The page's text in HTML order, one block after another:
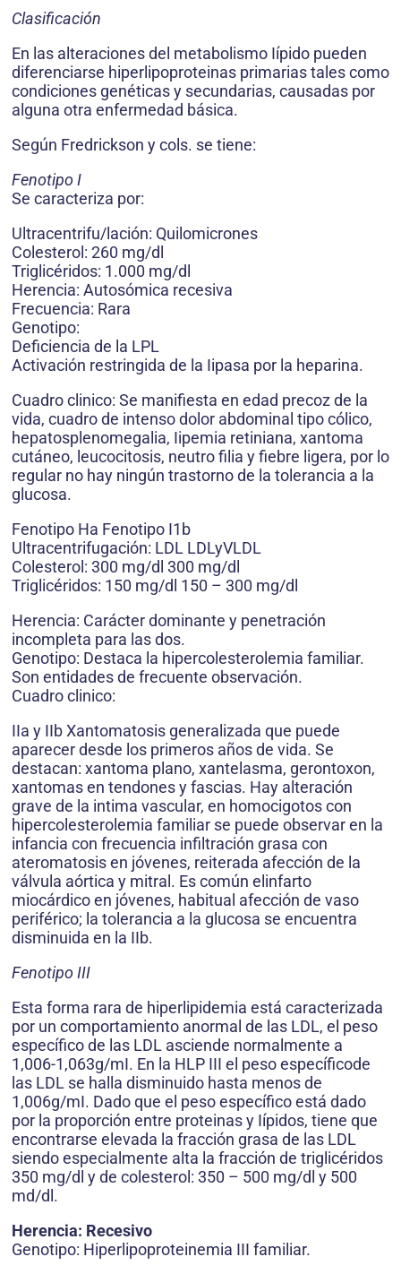
Clasificación
En las alteraciones del metabolismo Iípido pueden
diferenciarse hiperlipoproteinas primarias tales como
condiciones genéticas y secundarias, causadas por
alguna otra enfermedad básica.
Según Fredrickson y cols. se tiene:
Fenotipo I
Se caracteriza por:
Ultracentrifu/lación: Quilomicrones
Colesterol: 260 mg/dl
Triglicéridos: 1.000 mg/dl
Herencia: Autosómica recesiva
Frecuencia: Rara
Genotipo:
Deficiencia de la LPL
Activación restringida de la Iipasa por la heparina.
Cuadro clinico: Se manifiesta en edad precoz de la
vida, cuadro de intenso dolor abdominal tipo cólico,
hepatosplenomegalia, Iipemia retiniana, xantoma
cutáneo, leucocitosis, neutro filia y fiebre ligera, por lo
regular no hay ningún trastorno de la tolerancia a la
glucosa.
Fenotipo Ha Fenotipo I1b
Ultracentrifugación: LDL LDLyVLDL
Colesterol: 300 mg/dl 300 mg/dl
Triglicéridos: 150 mg/dl 150 – 300 mg/dl
Herencia: Carácter dominante y penetración
incompleta para las dos.
Genotipo: Destaca la hipercolesterolemia familiar.
Son entidades de frecuente observación.
Cuadro clinico:
IIa y IIb Xantomatosis generalizada que puede
aparecer desde los primeros años de vida. Se
destacan: xantoma plano, xantelasma, gerontoxon,
xantomas en tendones y fascias. Hay alteración
grave de la intima vascular, en homocigotos con
hipercolesterolemia familiar se puede observar en la
infancia con frecuencia infiltración grasa con
ateromatosis en jóvenes, reiterada afección de la
válvula aórtica y mitral. Es común elinfarto
miocárdico en jóvenes, habitual afección de vaso
periférico; la tolerancia a la glucosa se encuentra
disminuida en la IIb.
Fenotipo III
Esta forma rara de hiperlipidemia está caracterizada
por un comportamiento anormal de las LDL, el peso
específico de las LDL asciende normalmente a
1,006-1,063g/mI. En la HLP III el peso específicode
las LDL se halla disminuido hasta menos de
1,006g/mI. Dado que el peso específico está dado
por la proporción entre proteinas y Iípidos, tiene que
encontrarse elevada la fracción grasa de las LDL
siendo especialmente alta la fracción de triglicéridos
350 mg/dl y de colesterol: 350 – 500 mg/dl y 500
md/dl.
Herencia: Recesivo
Genotipo: Hiperlipoproteinemia III familiar.